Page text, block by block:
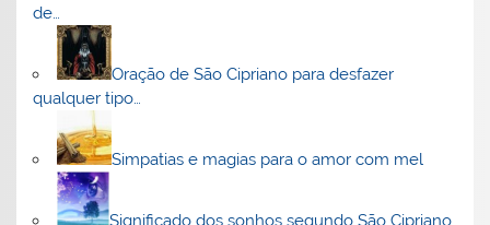
de…
Oração de São Cipriano para desfazer
qualquer tipo…
Simpatias e magias para o amor com mel
Significado dos sonhos segundo São Cipriano